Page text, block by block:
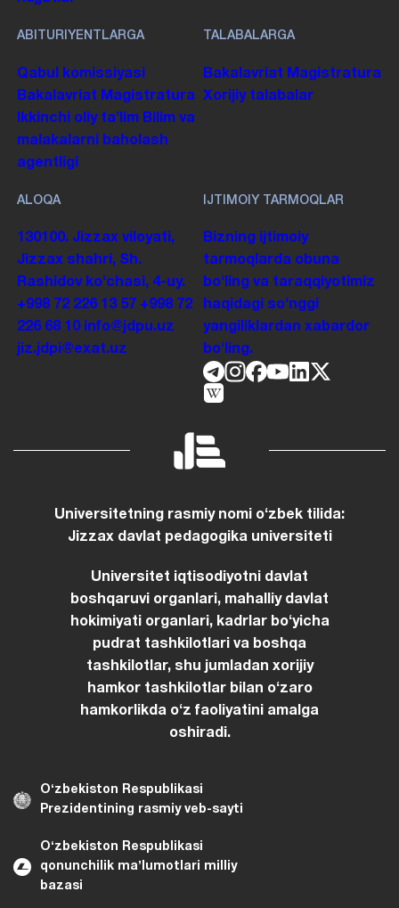
ABITURIYENTLARGA
Qabul komissiyasi
Bakalavriat Magistratura
Ikkinchi oliy taʼlim Bilim va
malakalarni baholash
agentligi
TALABALARGA
Bakalavriat Magistratura
Xorijiy talabalar
ALOQA
130100. Jizzax viloyati,
Jizzax shahri, Sh.
Rashidov koʻchasi, 4-uy.
+998 72 226 13 57 +998 72
226 68 10
info@jdpu.uz
jiz.jdpi@exat.uz
IJTIMOIY TARMOQLAR
Bizning ijtimoiy
tarmoqlarda obuna
boʻling va taraqqiyotimiz
haqidagi soʻnggi
yangiliklardan xabardor
boʻling.
Universitetning rasmiy nomi oʻzbek tilida:
Jizzax davlat pedagogika universiteti
Universitet iqtisodiyotni davlat
boshqaruvi organlari, mahalliy davlat
hokimiyati organlari, kadrlar boʻyicha
pudrat tashkilotlari va boshqa
tashkilotlar, shu jumladan xorijiy
hamkor tashkilotlar bilan oʻzaro
hamkorlikda oʻz faoliyatini amalga
oshiradi.
Oʻzbekiston Respublikasi
Prezidentining rasmiy veb-sayti
Oʻzbekiston Respublikasi
qonunchilik maʼlumotlari milliy
bazasi